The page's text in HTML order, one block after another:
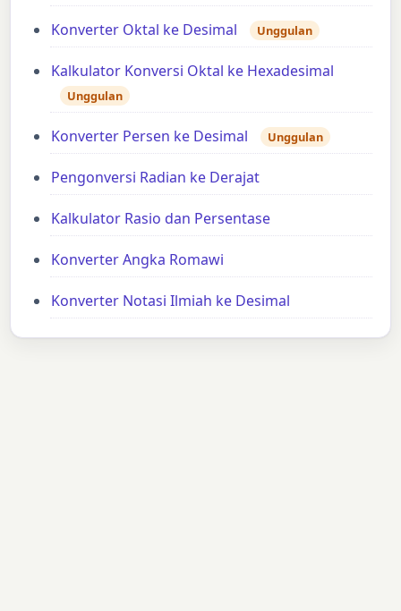
Konverter Oktal ke Desimal Unggulan
Kalkulator Konversi Oktal ke Hexadesimal
Unggulan
Konverter Persen ke Desimal Unggulan
Pengonversi Radian ke Derajat
Kalkulator Rasio dan Persentase
Konverter Angka Romawi
Konverter Notasi Ilmiah ke Desimal